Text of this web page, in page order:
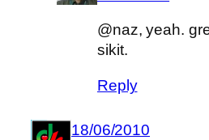
@naz, yeah.
sikit.
Reply
18/06/2010